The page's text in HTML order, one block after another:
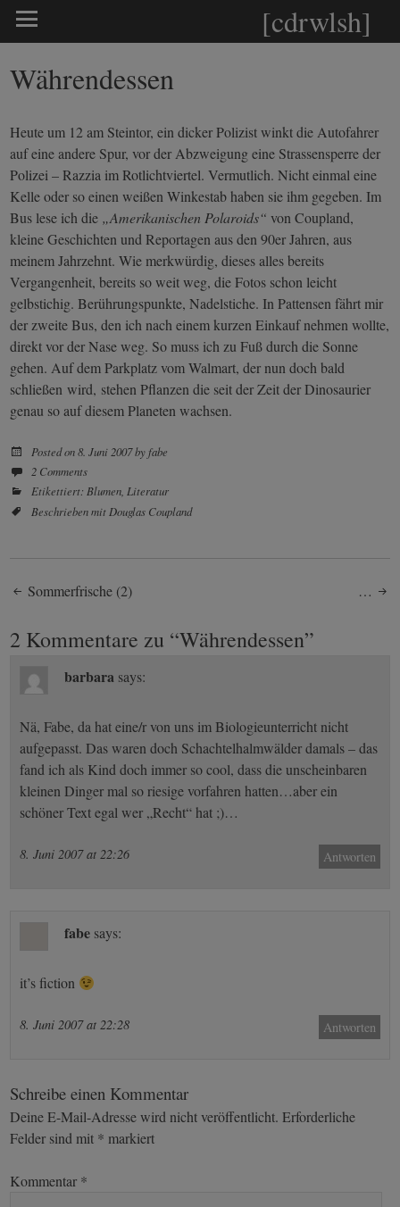
[cdrwlsh]
Währendessen
Heute um 12 am Steintor, ein dicker Polizist winkt die Autofahrer
auf eine andere Spur, vor der Abzweigung eine Strassensperre der
Polizei – Razzia im Rotlichtviertel. Vermutlich. Nicht einmal eine
Kelle oder so einen weißen Winkestab haben sie ihm gegeben. Im
Bus lese ich die „Amerikanischen Polaroids“ von Coupland,
kleine Geschichten und Reportagen aus den 90er Jahren, aus
meinem Jahrzehnt. Wie merkwürdig, dieses alles bereits
Vergangenheit, bereits so weit weg, die Fotos schon leicht
gelbstichig. Berührungspunkte, Nadelstiche. In Pattensen fährt mir
der zweite Bus, den ich nach einem kurzen Einkauf nehmen wollte,
direkt vor der Nase weg. So muss ich zu Fuß durch die Sonne
gehen. Auf dem Parkplatz vom Walmart, der nun doch bald
schließen wird, stehen Pflanzen die seit der Zeit der Dinosaurier
genau so auf diesem Planeten wachsen.
Posted on8. Juni 2007by fabe
2 Comments
Etikettiert: Blumen Literatur
Beschrieben mit Douglas Coupland
Post
navigation
Sommerfrische (2) …
2 Kommentare zu “Währendessen”
barbara says:
Nä, Fabe, da hat eine/r von uns im Biologieunterricht nicht
aufgepasst. Das waren doch Schachtelhalmwälder damals – das
fand ich als Kind doch immer so cool, dass die unscheinbaren
kleinen Dinger mal so riesige vorfahren hatten…aber ein
schöner Text egal wer „Recht“ hat ;)…
Antworten
8. Juni 2007 at 22:26
fabe says:
it’s fiction
Antworten
8. Juni 2007 at 22:28
Schreibe einen Kommentar
Deine E-Mail-Adresse wird nicht veröffentlicht. Erforderliche
Felder sind mit * markiert
Kommentar *